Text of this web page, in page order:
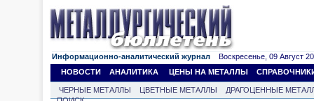
Информационно-аналитический журнал Воскресенье, 09 Август
НОВОСТИ
АНАЛИТИКА ЦЕНЫ НА МЕТАЛЛЫ
ЧЕРНЫЕ МЕТАЛЛЫ ЦВЕТНЫЕ МЕТАЛЛЫ
ДРАГОЦЕННЫЕ